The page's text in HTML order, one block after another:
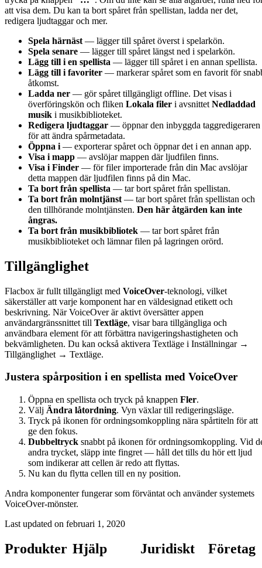
att visa dem. Du kan ta bort spåret från spellistan, ladda ner det,
redigera ljudtaggar och mer.
Spela härnäst — lägger till spåret överst i spelarkön.
Spela senare — lägger till spåret längst ned i spelarkön.
Lägg till i en spellista — lägger till spåret i en annan spellista.
Lägg till i favoriter — markerar spåret som en favorit för
åtkomst.
Ladda ner — gör spåret tillgängligt offline. Det visas i
överföringskön och fliken Lokala filer i avsnittet Nedladdad
musik i musikbiblioteket.
Redigera ljudtaggar — öppnar den inbyggda taggredigeraren
för att ändra spårmetadata.
Öppna i — exporterar spåret och öppnar det i en annan app.
Visa i mapp — avslöjar mappen där ljudfilen finns.
Visa i Finder — för filer importerade från din Mac avslöjar
detta mappen där ljudfilen finns på din Mac.
Ta bort från spellista — tar bort spåret från spellistan.
Ta bort från molntjänst — tar bort spåret från spellistan och
den tillhörande molntjänsten. Den här åtgärden kan inte
ångras.
Ta bort från musikbibliotek — tar bort spåret från
musikbiblioteket och lämnar filen på lagringen orörd.
Tillgänglighet
Flacbox är fullt tillgängligt med VoiceOver-teknologi, vilket
säkerställer att varje komponent har en väldesignad etikett och
beskrivning. När VoiceOver är aktivt översätter appen
användargränssnittet till Textläge, visar bara tillgängliga och
användbara element för att förbättra navigeringshastigheten och
bekvämligheten. Du kan också aktivera Textläge i Inställningar →
Tillgänglighet → Textläge.
Justera spårposition i en spellista med VoiceOver
Öppna en spellista och tryck på knappen Fler.
Välj Ändra låtordning. Vyn växlar till redigeringsläge.
Tryck på ikonen för ordningsomkoppling nära spårtiteln för att
ge den fokus.
Dubbeltryck snabbt på ikonen för ordningsomkoppling. Vid
andra trycket, släpp inte fingret — håll det tills du hör ett ljud
som indikerar att cellen är redo att flyttas.
Nu kan du flytta cellen till en ny position.
Andra komponenter fungerar som förväntat och använder systemets
VoiceOver-mönster.
Last updated on februari 1, 2020
Produkter Hjälp Juridiskt Företag